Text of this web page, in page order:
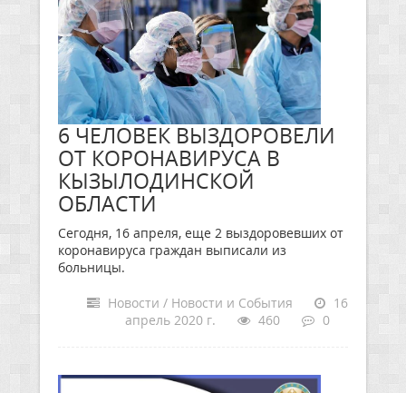
6 ЧЕЛОВЕК ВЫЗДОРОВЕЛИ
ОТ КОРОНАВИРУСА В
КЫЗЫЛОДИНСКОЙ
ОБЛАСТИ
Сегодня, 16 апреля, еще 2 выздоровевших от
коронавируса граждан выписали из
больницы.
Новости / Новости и События
16
апрель 2020 г.
460 0